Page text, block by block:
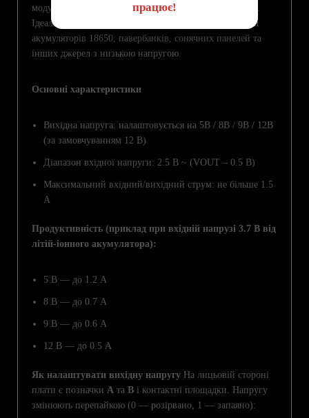
модуль живлення з регульованою вихідною напругою.
Ідеально підходить для живлення пристроїв від Li-ion
акумуляторів 18650, павербанків, сонячних панелей та
інших джерел з низькою напругою.
Основні характеристики
Вихідна напруга: налаштовується на 5В / 8В / 9В / 12В
(за замовчуванням 12 В)
Діапазон вхідної напруги: 2.5 В ~ (VOUT – 0.5 В)
Максимальний вхідний/вихідний струм: не більше 1.5
А
Продуктивність (приклад при вхідній напрузі 3.7 В від
літій-іонного акумулятора):
5 В — до 1.2 А
8 В — до 0.7 А
9 В — до 0.6 А
12 В — до 0.5 А
Як налаштувати вихідну напругу На лицьовій стороні
плати є позначки A та B і контактні площадки. Напругу
змінюють перепайкою (0 — розірвано, 1 — запаяно):
працює!